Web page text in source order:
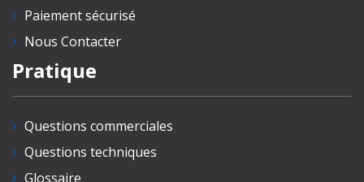
Paiement sécurisé
Nous Contacter
Pratique
Questions commerciales
Questions techniques
Glossaire